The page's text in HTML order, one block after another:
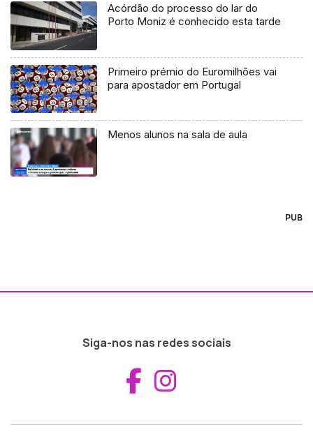
Acórdão do processo do lar do
Porto Moniz é conhecido esta tarde
Primeiro prémio do Euromilhões vai
para apostador em Portugal
Menos alunos na sala de aula
PUB
Siga-nos nas redes sociais
Aceder ao